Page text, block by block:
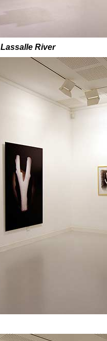
Lassalle River